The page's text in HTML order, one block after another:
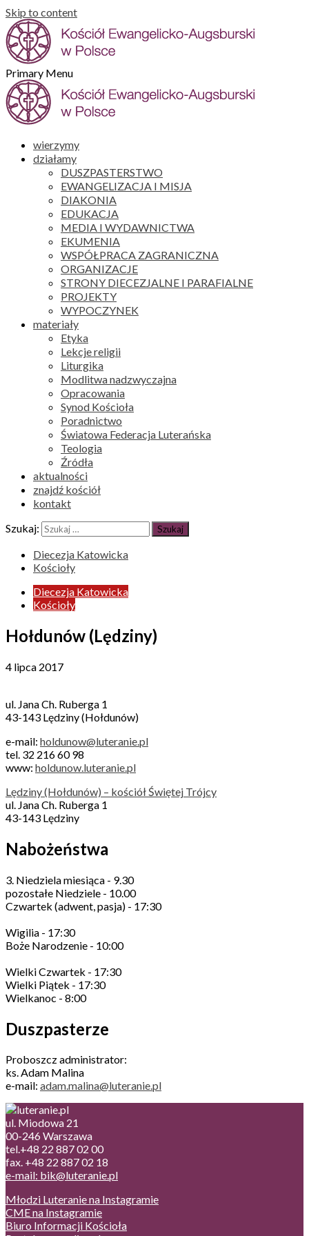
Skip to content
Primary Menu
wierzymy
działamy
DUSZPASTERSTWO
EWANGELIZACJA I MISJA
DIAKONIA
EDUKACJA
MEDIA I WYDAWNICTWA
EKUMENIA
WSPÓŁPRACA ZAGRANICZNA
ORGANIZACJE
STRONY DIECEZJALNE I PARAFIALNE
PROJEKTY
WYPOCZYNEK
materiały
Etyka
Lekcje religii
Liturgika
Modlitwa nadzwyczajna
Opracowania
Synod Kościoła
Poradnictwo
Światowa Federacja Luterańska
Teologia
Źródła
aktualności
znajdź kościół
kontakt
Szukaj:
Diecezja Katowicka
Kościoły
Diecezja Katowicka
Kościoły
Hołdunów (Lędziny)
4 lipca 2017
ul. Jana Ch. Ruberga 1
43-143 Lędziny (Hołdunów)
e-mail: holdunow@luteranie.pl
tel. 32 216 60 98
www: holdunow.luteranie.pl
Lędziny (Hołdunów) – kościół Świętej Trójcy
ul. Jana Ch. Ruberga 1
43-143 Lędziny
Nabożeństwa
3. Niedziela miesiąca - 9.30
pozostałe Niedziele - 10.00
Czwartek (adwent, pasja) - 17:30
Wigilia - 17:30
Boże Narodzenie - 10:00
Wielki Czwartek - 17:30
Wielki Piątek - 17:30
Wielkanoc - 8:00
Duszpasterze
Proboszcz administrator:
ks. Adam Malina
e-mail: adam.malina@luteranie.pl
ul. Miodowa 21
00-246 Warszawa
tel.+48 22 887 02 00
fax. +48 22 887 02 18
e-mail: bik@luteranie.pl
Młodzi Luteranie na Instagramie
CME na Instagramie
Biuro Informacji Kościoła